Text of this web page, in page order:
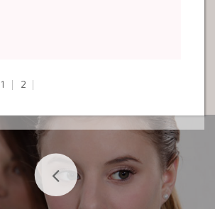
1 2